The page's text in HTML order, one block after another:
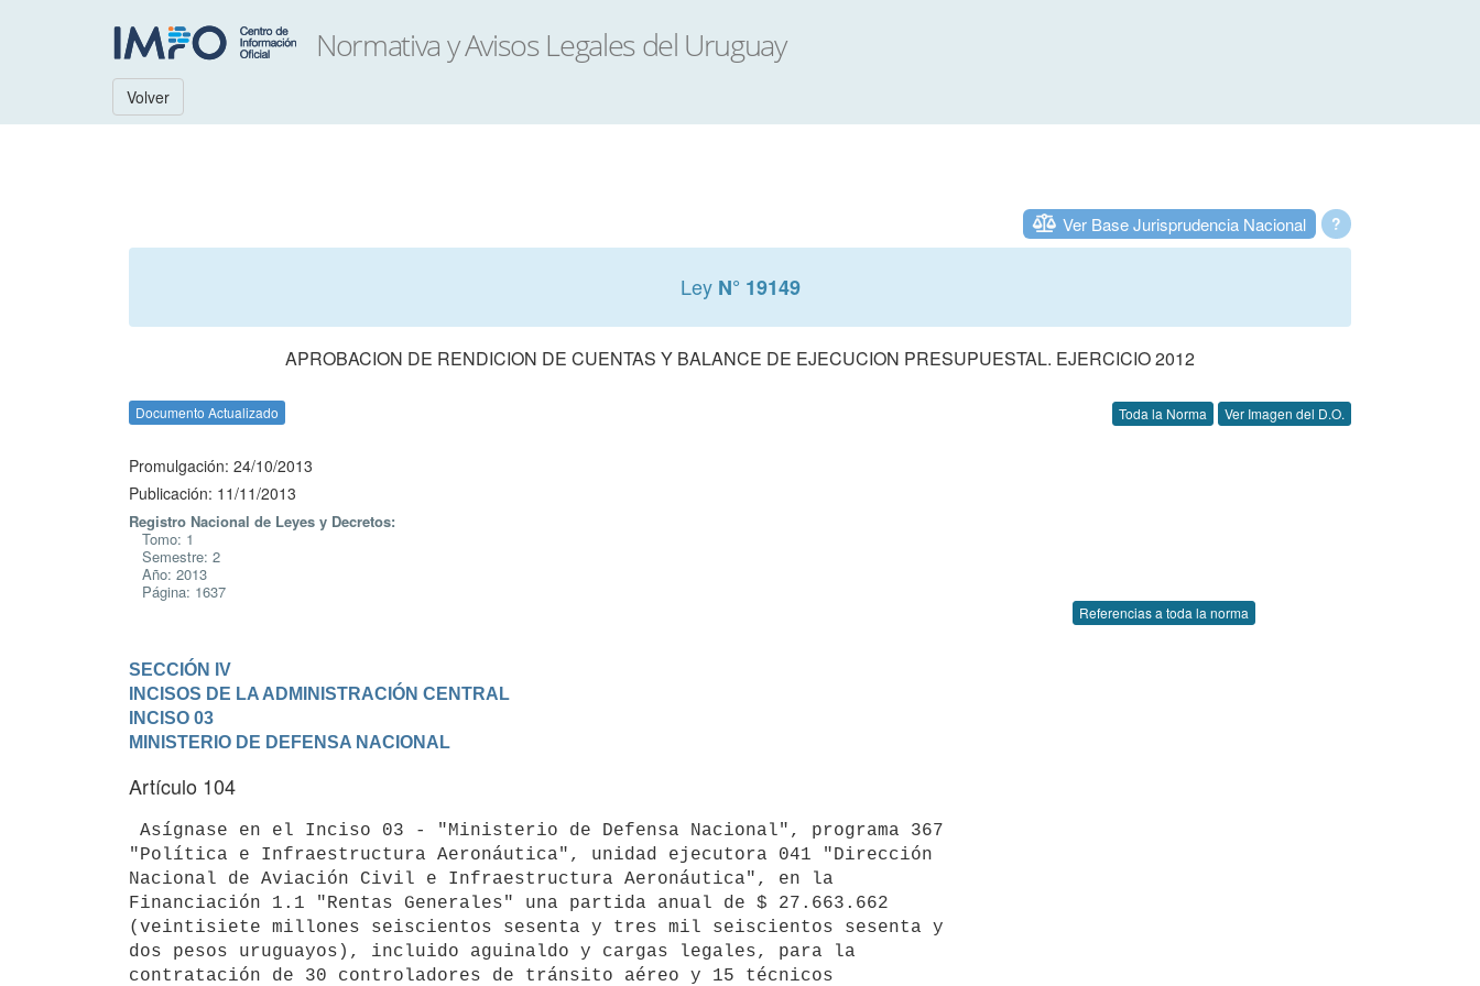
Volver
?
Ver Base Jurisprudencia Nacional
Ley N° 19149
APROBACION DE RENDICION DE CUENTAS Y BALANCE DE EJECUCION PRESUPUESTAL. EJERCICIO 2012
Documento Actualizado Toda la Norma Ver Imagen del D.O.
Promulgación: 24/10/2013
Publicación: 11/11/2013
Registro Nacional de Leyes y Decretos:
Tomo: 1
Semestre: 2
Año: 2013
Página: 1637
Referencias a toda la norma
SECCIÓN IV
INCISOS DE LA ADMINISTRACIÓN CENTRAL
INCISO 03
MINISTERIO DE DEFENSA NACIONAL
Artículo 104
"Política e Infraestructura Aeronáutica", unidad ejecutora 041 "Dirección
Nacional de Aviación Civil e Infraestructura Aeronáutica", en la
Financiación 1.1 "Rentas Generales" una partida anual de $ 27.663.662
(veintisiete millones seiscientos sesenta y tres mil seiscientos sesenta y
dos pesos uruguayos), incluido aguinaldo y cargas legales, para la
contratación de 30 controladores de tránsito aéreo y 15 técnicos